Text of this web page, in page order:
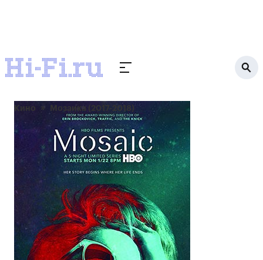
Кино Мозаика (2017-2018)